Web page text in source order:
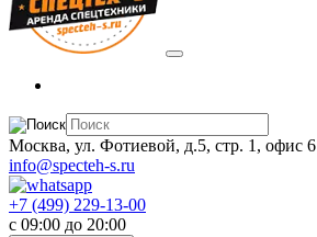
Москва, ул. Фотиевой, д.5, стр. 1, офис 6
info@specteh-s.ru
+7 (499) 229-13-00
c 09:00 до 20:00